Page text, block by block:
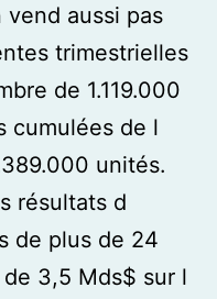
vend aussi pas
trimestrielles
de 1.119.000
cumulées de l
unités.
résultats d
de plus de 24
3,5 Mds$ sur l